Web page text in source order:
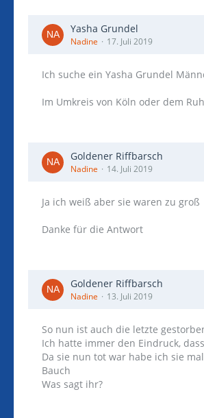
Yasha Grundel
Nadine 17. Juli 2019
Ich suche ein Yasha Grundel
Im Umkreis von Köln oder dem
Goldener Riffbarsch
Nadine 14. Juli 2019
Ja ich weiß aber sie waren zu
Danke für die Antwort
Goldener Riffbarsch
Nadine 13. Juli 2019
So nun ist auch die letzte
Ich hatte immer den Eindruck,
Da sie nun tot war habe ich sie
Bauch
Was sagt ihr?